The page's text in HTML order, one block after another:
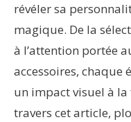
révéler sa
magique. De la
à l’attention portée
accessoires, chaque
un impact visuel à
travers cet article,